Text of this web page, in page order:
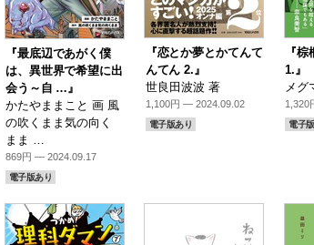
『最底辺であがく僕
は、異世界で希望に出
会う～自 …』
かたやままこと 画 風
の吹くまま気の向く
まま …
869円 — 2024.09.17
電子版あり
『恋とか夢とかてんて
んてん 2.』
世良田波波 著
1,100円 — 2024.09.02
電子版あり
『
1.』
メグ
1,320
電子